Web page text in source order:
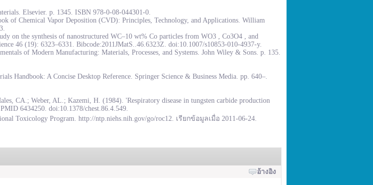
Elsevier. p. 1345. ISBN 978-0-08-044301-0.
of Chemical Vapor Deposition (CVD): Principles, Technology, and Applications. William
on the synthesis of nanostructured WC–10 wt% Co particles from WO3 , Co3O4 , and
46 (19): 6323–6331. Bibcode:2011JMatS..46.6323Z. doi:10.1007/s10853-010-4937-y.
of Modern Manufacturing: Materials, Processes, and Systems. John Wiley & Sons. p. 135.
Handbook: A Concise Desktop Reference. Springer Science & Business Media. pp. 640–.
CA.; Weber, AL.; Kazemi, H. (1984). 'Respiratory disease in tungsten carbide production
6434250. doi:10.1378/chest.86.4.549.
Toxicology Program. http://ntp.niehs.nih.gov/go/roc12. เรียกข้อมูลเมื่อ 2011-06-24.
อ้างอิง